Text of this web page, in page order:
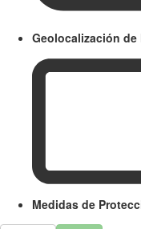
Geolocalización
Medidas de